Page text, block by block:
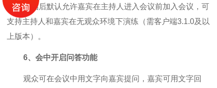
开启后默认允许嘉宾在主持人进入会议前加入会议，可
支持主持人和嘉宾在无观众环境下演练（需客户端3.1.0及以
上版本）。
6、会中开启问答功能
观众可在会议中用文字向嘉宾提问，嘉宾可用文字回